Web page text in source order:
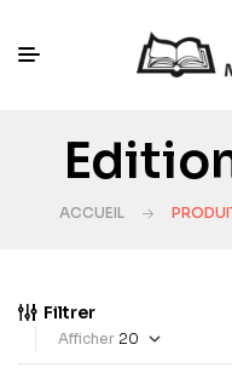
ACCUEIL
Filtrer
Afficher